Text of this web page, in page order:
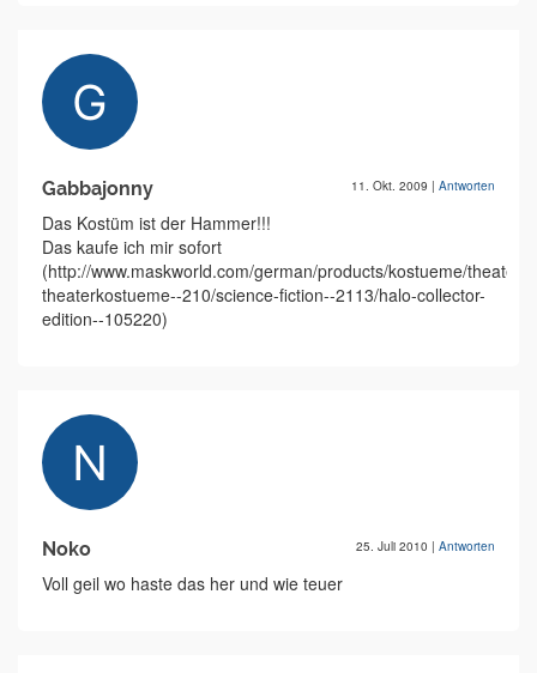
Gabbajonny 11. Okt. 2009 | Antworten
Das Kostüm ist der Hammer!!!
Das kaufe ich mir sofort
(http://www.maskworld.com/german/products/kostueme/theater-
theaterkostueme--210/science-fiction--2113/halo-collector-
edition--105220)
Noko 25. Juli 2010 | Antworten
Voll geil wo haste das her und wie teuer